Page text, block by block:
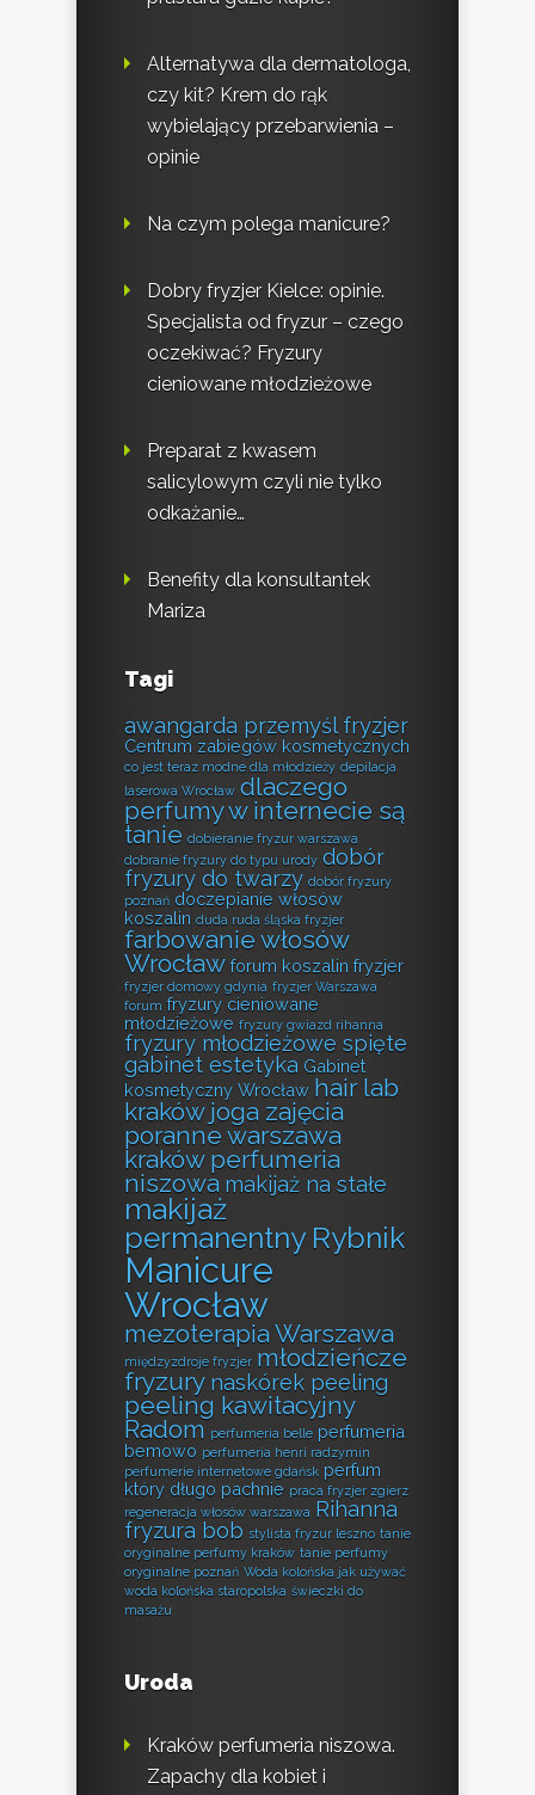
Alternatywa dla dermatologa,
czy kit? Krem do rąk
wybielający przebarwienia –
opinie
Na czym polega manicure?
Dobry fryzjer Kielce: opinie.
Specjalista od fryzur – czego
oczekiwać? Fryzury
cieniowane młodzieżowe
Preparat z kwasem
salicylowym czyli nie tylko
odkażanie…
Benefity dla konsultantek
Mariza
Tagi
awangarda przemyśl fryzjer
Centrum zabiegów kosmetycznych
co jest teraz modne dla młodzieży depilacja
laserowa Wrocław dlaczego
perfumy w internecie są
tanie dobieranie fryzur warszawa
dobranie fryzury do typu urody dobór
fryzury do twarzy dobór fryzury
poznań doczepianie włosów
koszalin duda ruda śląska fryzjer
farbowanie włosów
Wrocław forum koszalin fryzjer
fryzjer domowy gdynia fryzjer Warszawa
forum fryzury cieniowane
młodzieżowe fryzury gwiazd rihanna
fryzury młodzieżowe spięte
gabinet estetyka Gabinet
kosmetyczny Wrocław hair lab
kraków joga zajęcia
poranne warszawa
kraków perfumeria
niszowa makijaż na stałe
makijaż
permanentny Rybnik
Manicure
Wrocław
mezoterapia Warszawa
międzyzdroje fryzjer młodzieńcze
fryzury naskórek peeling
peeling kawitacyjny
Radom perfumeria belle perfumeria
bemowo perfumeria henri radzymin
perfumerie internetowe gdańsk perfum
który długo pachnie praca fryzjer zgierz
regeneracja włosów warszawa Rihanna
fryzura bob stylista fryzur leszno tanie
oryginalne perfumy kraków tanie perfumy
oryginalne poznań Woda kolońska jak używać
woda kolońska staropolska świeczki do
masażu
Uroda
Kraków perfumeria niszowa.
Zapachy dla kobiet i